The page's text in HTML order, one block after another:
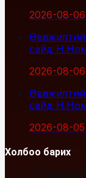
2026-08-06
сайд
2026-08-06
сайд
2026-08-05
Холбоо барих